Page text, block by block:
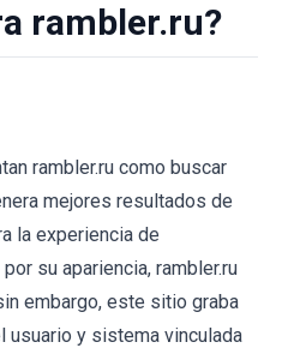
rambler.ru?
rambler.ru como buscar
mejores resultados de
la experiencia de
su apariencia, rambler.ru
embargo, este sitio graba
usuario y sistema vinculada